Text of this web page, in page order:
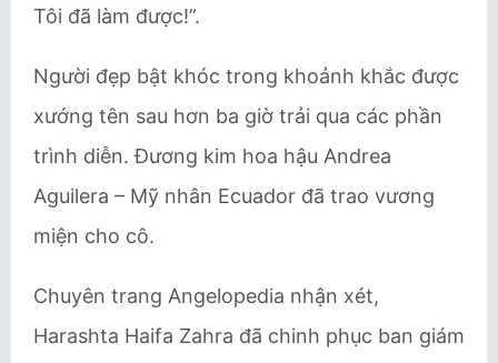
Tôi đã làm được!”.
Người đẹp bật khóc trong khoảnh khắc được
xướng tên sau hơn ba giờ trải qua các phần
trình diễn. Đương kim hoa hậu Andrea
Aguilera – Mỹ nhân Ecuador đã trao vương
miện cho cô.
Chuyên trang Angelopedia nhận xét,
Harashta Haifa Zahra đã chinh phục ban giám